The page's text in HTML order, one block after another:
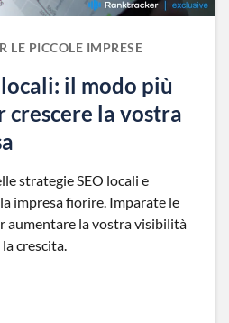
LE PICCOLE IMPRESE
il modo più
crescere la vostra
strategie SEO locali e
impresa fiorire. Imparate le
aumentare la vostra visibilità
crescita.